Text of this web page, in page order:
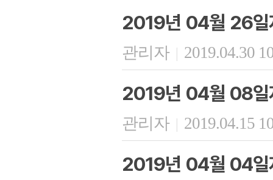
2019년 04월 26일
관리자 | 2019.04.30
2019년 04월 08일
관리자 | 2019.04.15
2019년 04월 04일